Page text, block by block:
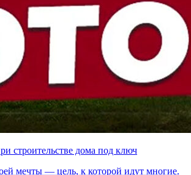
строительстве дома под ключ
мечты — цель, к которой идут многие.